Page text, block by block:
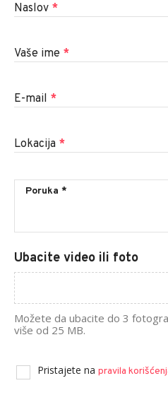
Naslov *
Vaše ime *
E-mail *
Lokacija *
Ubacite video ili foto
Možete da ubacite do 3
više od 25 MB.
Pristajete na pravila